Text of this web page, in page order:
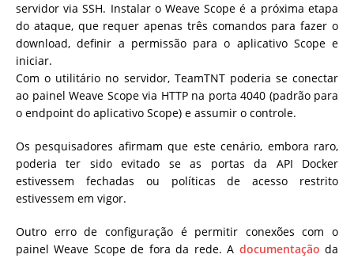
servidor via SSH. Instalar o Weave Scope é a próxima etapa
do ataque, que requer apenas três comandos para fazer o
download, definir a permissão para o aplicativo Scope e
iniciar.
Com o utilitário no servidor, TeamTNT poderia se conectar
ao painel Weave Scope via HTTP na porta 4040 (padrão para
o endpoint do aplicativo Scope) e assumir o controle.
Os pesquisadores afirmam que este cenário, embora raro,
poderia ter sido evitado se as portas da API Docker
estivessem fechadas ou políticas de acesso restrito
estivessem em vigor.
Outro erro de configuração é permitir conexões com o
painel Weave Scope de fora da rede. A documentação da